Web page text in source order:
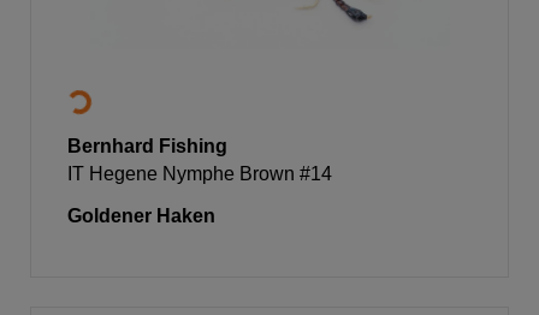
Bernhard Fishing
IT Hegene Nymphe Brown #14
Goldener Haken